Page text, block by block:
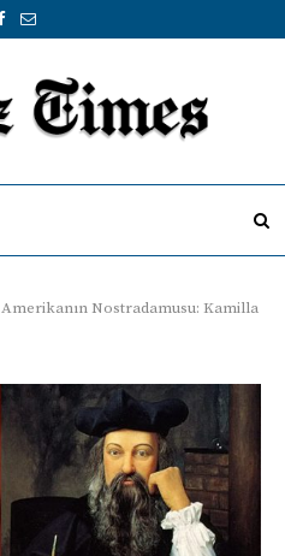
Amerikanın Nostradamusu: Kamilla